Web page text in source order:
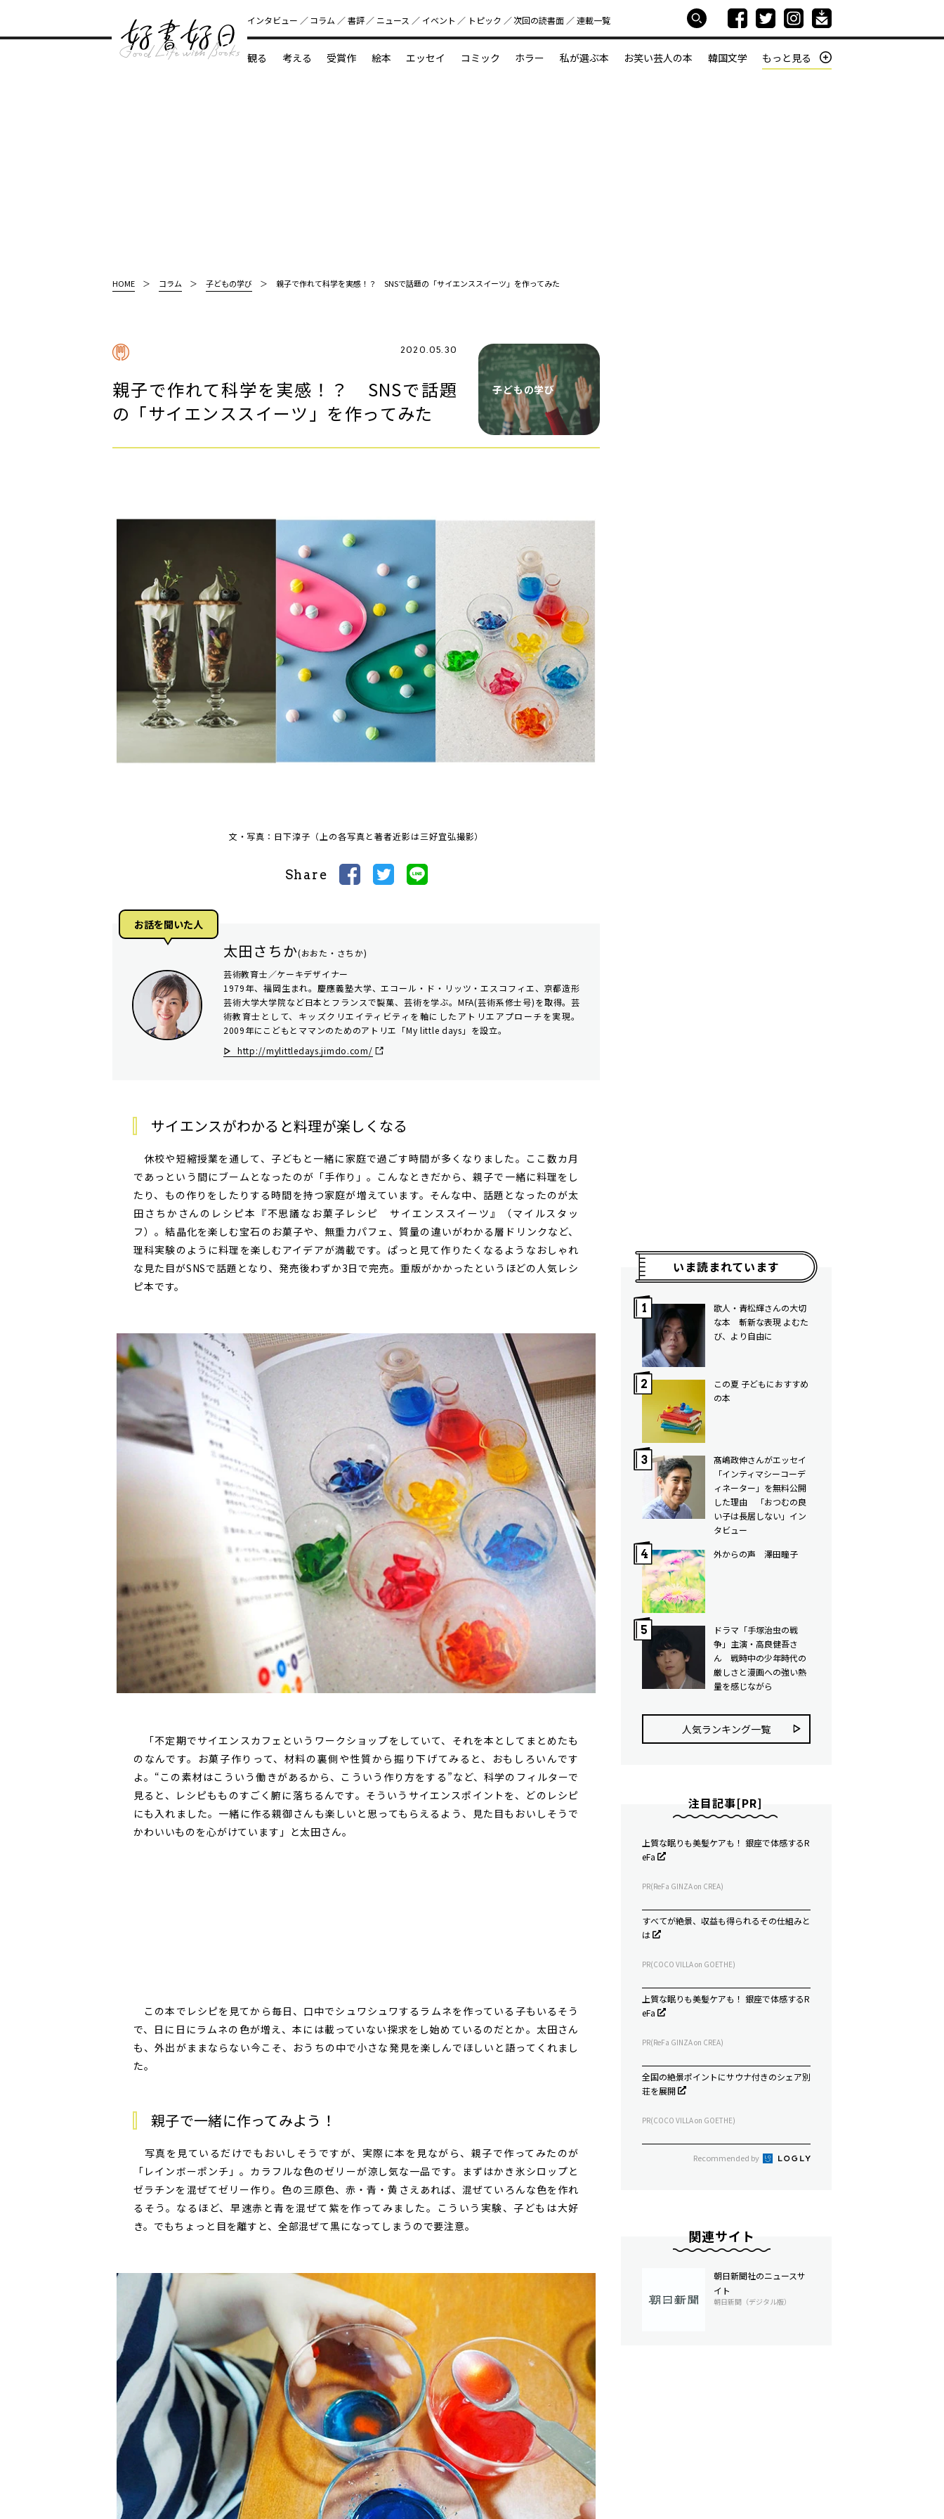
好書好日
インタビュー コラム 書評 ニュース イベント トピック 次回の読書⾯ 連載一覧
観る 考える 受賞作 絵本 エッセイ コミック ホラー 私が選ぶ本 お笑い芸人の本 韓国文学 もっと見る
HOME コラム 子どもの学び 親子で作れて科学を実感！？ SNSで話題の「サイエンススイーツ」を作ってみた
子どもの学び
2020.05.30
親子で作れて科学を実感！？ SNSで話題
の「サイエンススイーツ」を作ってみた
文・写真：日下淳子（上の各写真と著者近影は三好宜弘撮影）
Share
お話を聞いた⼈
太田さちか(おおた・さちか)
芸術教育士／ケーキデザイナー
1979年、福岡生まれ。慶應義塾大学、エコール・ド・リッツ・エスコフィエ、京都造形
芸術大学大学院など日本とフランスで製菓、芸術を学ぶ。MFA(芸術系修士号)を取得。芸
術教育士として、キッズクリエイティビティを軸にしたアトリエアプローチを実現。
2009年にこどもとママンのためのアトリエ「My little days」を設立。
http://mylittledays.jimdo.com/
サイエンスがわかると料理が楽しくなる
休校や短縮授業を通して、子どもと一緒に家庭で過ごす時間が多くなりました。ここ数カ月
であっという間にブームとなったのが「手作り」。こんなときだから、親子で一緒に料理をし
たり、もの作りをしたりする時間を持つ家庭が増えています。そんな中、話題となったのが太
田さちかさんのレシピ本『不思議なお菓子レシピ サイエンススイーツ』（マイルスタッ
フ）。結晶化を楽しむ宝石のお菓子や、無重力パフェ、質量の違いがわかる層ドリンクなど、
理科実験のように料理を楽しむアイデアが満載です。ぱっと見て作りたくなるようなおしゃれ
な見た目がSNSで話題となり、発売後わずか3日で完売。重版がかかったというほどの人気レシ
ピ本です。
「不定期でサイエンスカフェというワークショップをしていて、それを本としてまとめたも
のなんです。お菓子作りって、材料の裏側や性質から掘り下げてみると、おもしろいんです
よ。“この素材はこういう働きがあるから、こういう作り方をする”など、科学のフィルターで
見ると、レシピもものすごく腑に落ちるんです。そういうサイエンスポイントを、どのレシピ
にも入れました。一緒に作る親御さんも楽しいと思ってもらえるよう、見た目もおいしそうで
かわいいものを心がけています」と太田さん。
この本でレシピを見てから毎日、口中でシュワシュワするラムネを作っている子もいるそう
で、日に日にラムネの色が増え、本には載っていない探求をし始めているのだとか。太田さん
も、外出がままならない今こそ、おうちの中で小さな発見を楽しんでほしいと語ってくれまし
た。
親子で一緒に作ってみよう！
写真を見ているだけでもおいしそうですが、実際に本を見ながら、親子で作ってみたのが
「レインボーポンチ」。カラフルな色のゼリーが涼し気な一品です。まずはかき氷シロップと
ゼラチンを混ぜてゼリー作り。色の三原色、赤・青・黄さえあれば、混ぜていろんな色を作れ
るそう。なるほど、早速赤と青を混ぜて紫を作ってみました。こういう実験、子どもは大好
き。でもちょっと目を離すと、全部混ぜて黒になってしまうので要注意。
いま読まれています
歌人・青松輝さんの大切
な本 斬新な表現 よむた
び、より自由に
この夏 子どもにおすすめ
の本
髙嶋政伸さんがエッセイ
「インティマシーコーデ
ィネーター」を無料公開
した理由 「おつむの良
い子は長居しない」イン
タビュー
外からの声 澤田瞳子
ドラマ「手塚治虫の戦
争」主演・高良健吾さ
ん 戦時中の少年時代の
厳しさと漫画への強い熱
量を感じながら
人気ランキング⼀覧
注目記事[PR]
上質な眠りも美髪ケアも！ 銀座で体感するR
eFa
PR(ReFa GINZA on CREA)
すべてが絶景、収益も得られるその仕組みと
は
PR(COCO VILLA on GOETHE)
上質な眠りも美髪ケアも！ 銀座で体感するR
eFa
PR(ReFa GINZA on CREA)
全国の絶景ポイントにサウナ付きのシェア別
荘を展開
PR(COCO VILLA on GOETHE)
Recommended by
関連サイト
朝日新聞社のニュースサ
イト
朝日新聞（デジタル版）